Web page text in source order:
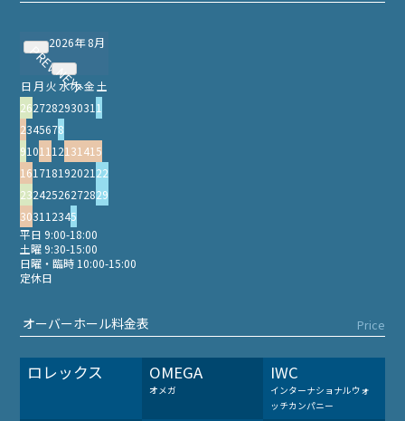
PREV
2026年 8月
NEXT
日 月 火 水木金 土
262728293031 1
2345678
91011 12131415
161718192021 22
23242526272829
3031 1 2345
平日 9:00-18:00
土曜 9:30-15:00
日曜・臨時 10:00-15:00
定休日
オーバーホール料金表 Price
ロレックス OMEGA
オメガ
IWC
インターナショナルウォ
ッチカンパニー